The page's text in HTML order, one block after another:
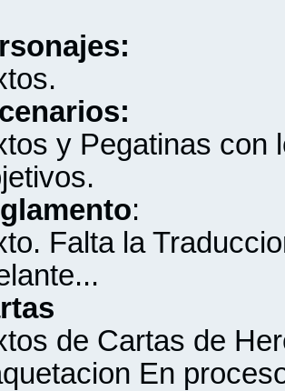
y Pegatinas con
:
Falta la
de Cartas de
En